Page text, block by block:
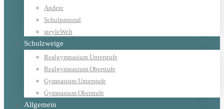
Andere
Schulpastoral
steyleWelt
Schulzweige
Realgymnasium Unterstufe
Realgymnasium Oberstufe
Gymnasium Unterstufe
Gymnasium Oberstufe
Allgemein